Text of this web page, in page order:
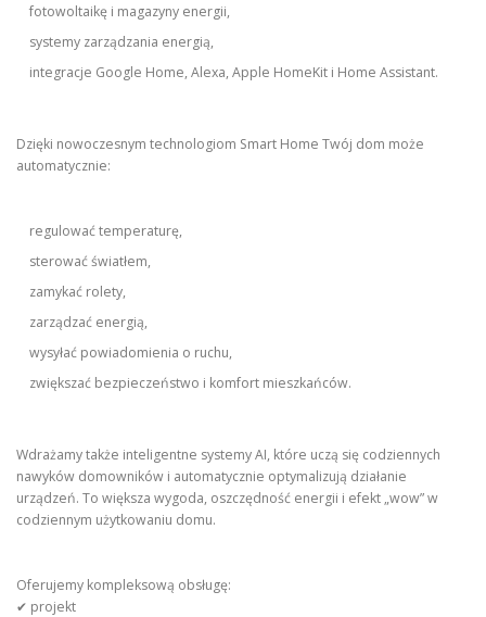
fotowoltaikę i magazyny energii,
systemy zarządzania energią,
integracje Google Home, Alexa, Apple HomeKit i Home Assistant.
Dzięki nowoczesnym technologiom Smart Home Twój dom może
automatycznie:
regulować temperaturę,
sterować światłem,
zamykać rolety,
zarządzać energią,
wysyłać powiadomienia o ruchu,
zwiększać bezpieczeństwo i komfort mieszkańców.
Wdrażamy także inteligentne systemy AI, które uczą się codziennych
nawyków domowników i automatycznie optymalizują działanie
urządzeń. To większa wygoda, oszczędność energii i efekt „wow” w
codziennym użytkowaniu domu.
Oferujemy kompleksową obsługę:
✔ projekt